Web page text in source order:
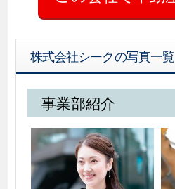
株式会社シークの写真一覧
事業部紹介